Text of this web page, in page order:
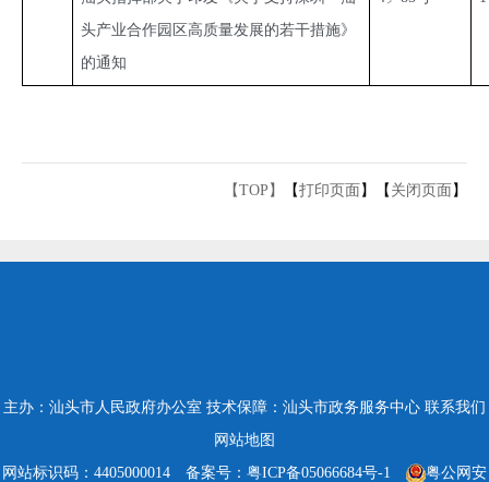
头产业合作园区高质量发展的若干措施》
的通知
【TOP】 【打印页面 】【 关闭页面 】
主办：汕头市人民政府办公室 技术保障：汕头市政务服务中心 联系我们
网站地图
网站标识码：4405000014
备案号：粤ICP备05066684号-1 粤公网安